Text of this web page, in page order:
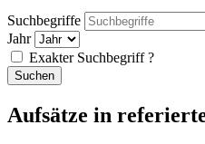
Suchbegriffe
Jahr
Exakter Suchbegriff ?
Aufsätze in